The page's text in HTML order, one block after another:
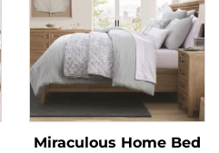
Miraculous Home Bed